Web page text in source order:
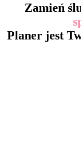
Zamień
Planer jest